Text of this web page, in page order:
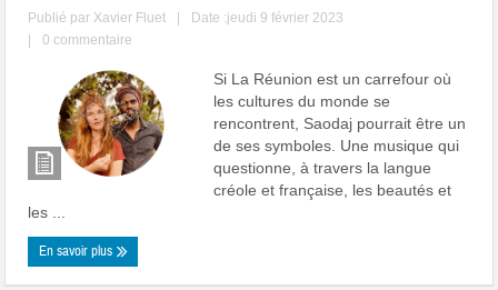
Publié par Xavier Fluet
Date :jeudi 9 février 2023
0 commentaire
Si La Réunion est un carrefour où
les cultures du monde se
rencontrent, Saodaj pourrait être un
de ses symboles. Une musique qui
questionne, à travers la langue
créole et française, les beautés et
les ...
En savoir plus